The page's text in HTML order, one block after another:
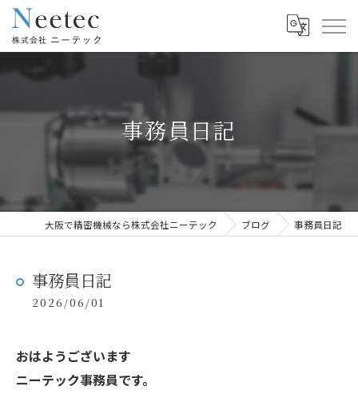
事務員日記
大阪で精密機械なら株式会社ニーテック ブログ 事務員日記
事務員日記
2026/06/01
おはようございます
ニーテック事務員です。